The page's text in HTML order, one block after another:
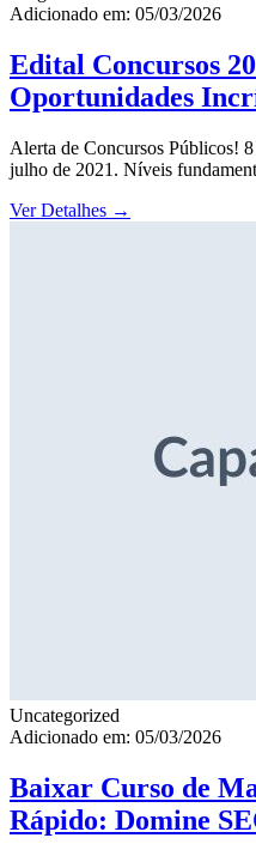
Adicionado em: 05/03/2026
Edital Concursos
Oportunidades
Alerta de Concursos Públicos!
julho de 2021. Níveis
Ver Detalhes →
Uncategorized
Adicionado em: 05/03/2026
Baixar Curso de
Rápido: Domine